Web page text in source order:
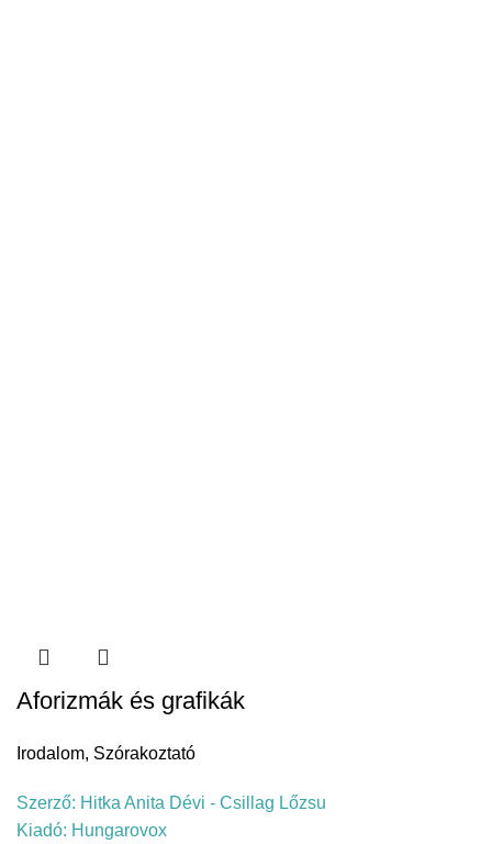
Aforizmák és grafikák
Irodalom, Szórakoztató
Szerző: Hitka Anita Dévi - Csillag Lőzsu
Kiadó: Hungarovox